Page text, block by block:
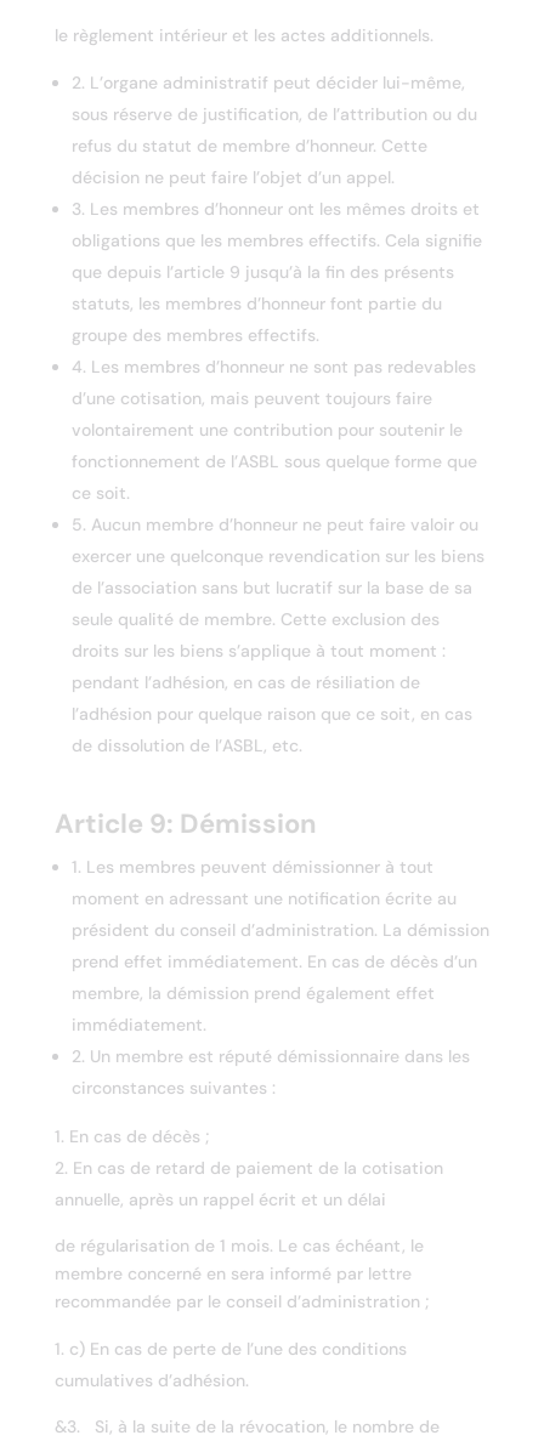
le règlement intérieur et les actes additionnels.
2. L’organe administratif peut décider lui-même,
sous réserve de justification, de l’attribution ou du
refus du statut de membre d’honneur. Cette
décision ne peut faire l’objet d’un appel.
3. Les membres d’honneur ont les mêmes droits et
obligations que les membres effectifs. Cela signifie
que depuis l’article 9 jusqu’à la fin des présents
statuts, les membres d’honneur font partie du
groupe des membres effectifs.
4. Les membres d’honneur ne sont pas redevables
d’une cotisation, mais peuvent toujours faire
volontairement une contribution pour soutenir le
fonctionnement de l’ASBL sous quelque forme que
ce soit.
5. Aucun membre d’honneur ne peut faire valoir ou
exercer une quelconque revendication sur les biens
de l’association sans but lucratif sur la base de sa
seule qualité de membre. Cette exclusion des
droits sur les biens s’applique à tout moment :
pendant l’adhésion, en cas de résiliation de
l’adhésion pour quelque raison que ce soit, en cas
de dissolution de l’ASBL, etc.
Article 9: Démission
1. Les membres peuvent démissionner à tout
moment en adressant une notification écrite au
président du conseil d’administration. La démission
prend effet immédiatement. En cas de décès d’un
membre, la démission prend également effet
immédiatement.
2. Un membre est réputé démissionnaire dans les
circonstances suivantes :
En cas de décès ;
En cas de retard de paiement de la cotisation
annuelle, après un rappel écrit et un délai
de régularisation de 1 mois. Le cas échéant, le
membre concerné en sera informé par lettre
recommandée par le conseil d’administration ;
c) En cas de perte de l’une des conditions
cumulatives d’adhésion.
&3. Si, à la suite de la révocation, le nombre de